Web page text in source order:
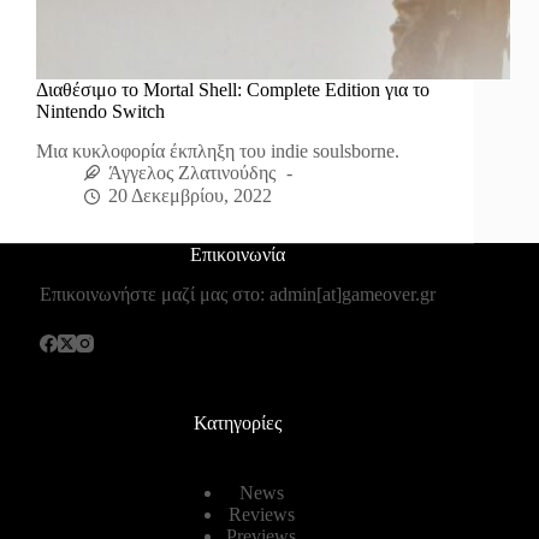
Διαθέσιμο το Mortal Shell: Complete Edition για το
Nintendo Switch
Μια κυκλοφορία έκπληξη του indie soulsborne.
Άγγελος Ζλατινούδης
20 Δεκεμβρίου, 2022
Επικοινωνία
Επικοινωνήστε μαζί μας στο: admin[at]gameover.gr
Κατηγορίες
News
Reviews